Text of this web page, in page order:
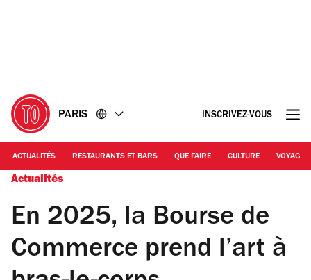
PARIS INSCRIVEZ-VOUS
ACTUALITÉS RESTAURANTS ET BARS QUE FAIRE CULTURE VOYAGE
Actualités
En 2025, la Bourse de
Commerce prend l’art à